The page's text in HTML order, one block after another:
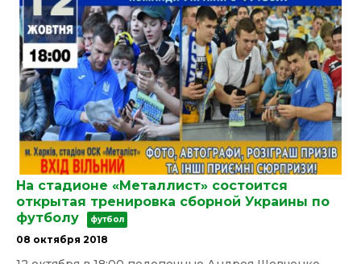
На стадионе «Металлист» состоится
открытая тренировка сборной Украины по
футболу
футбол
08 октября 2018